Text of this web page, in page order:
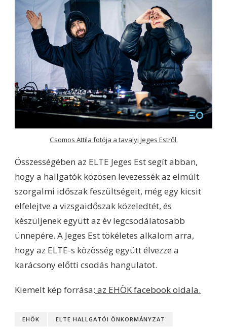
Csomos Attila fotója a tavalyi Jeges Estről.
Összességében az ELTE Jeges Est segít abban,
hogy a hallgatók közösen levezessék az elmúlt
szorgalmi időszak feszültségeit, még egy kicsit
elfelejtve a vizsgaidőszak közeledtét, és
készüljenek együtt az év legcsodálatosabb
ünnepére. A Jeges Est tökéletes alkalom arra,
hogy az ELTE-s közösség együtt élvezze a
karácsony előtti csodás hangulatot.
Kiemelt kép forrása: az EHÖK facebook oldala.
EHÖK ELTE HALLGATÓI ÖNKORMÁNYZAT